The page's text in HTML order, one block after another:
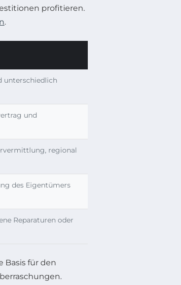
profitieren.
.
unterschiedlich
und
regional
des Eigentümers
Reparaturen oder
Basis für den